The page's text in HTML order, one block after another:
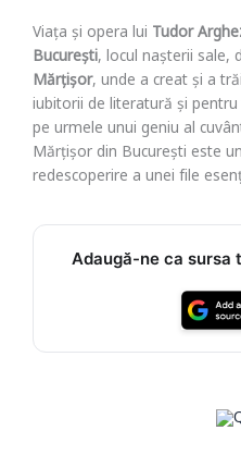
Viața și opera lui Tudor
București, locul nașterii sale,
Mărțișor, unde a creat și a
iubitorii de literatură și
pe urmele unui geniu al
Mărțișor din București este
redescoperire a unei file
Adaugă-ne ca sursa